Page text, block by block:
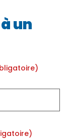
un